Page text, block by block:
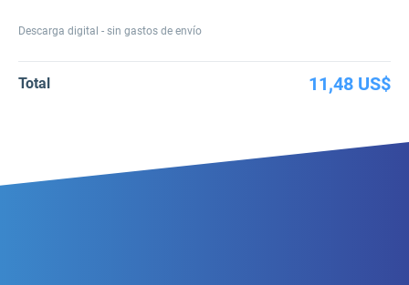
Descarga digital - sin gastos de envío
Total 11,48 US$